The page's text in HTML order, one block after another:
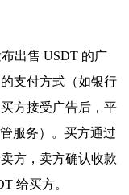
布出售 USDT 的广
支付方式（如银行
方接受广告后，平
服务）。买方通过
方，卖方确认收款
给买方。